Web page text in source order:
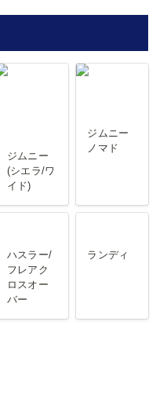
ムニー (シ
ジムニー
(シエラ/ワ
イド)
ジムニーノ
ジムニー
ノマド
オーバー
ハスラー/
フレアク
ロスオー
バー
ランディ